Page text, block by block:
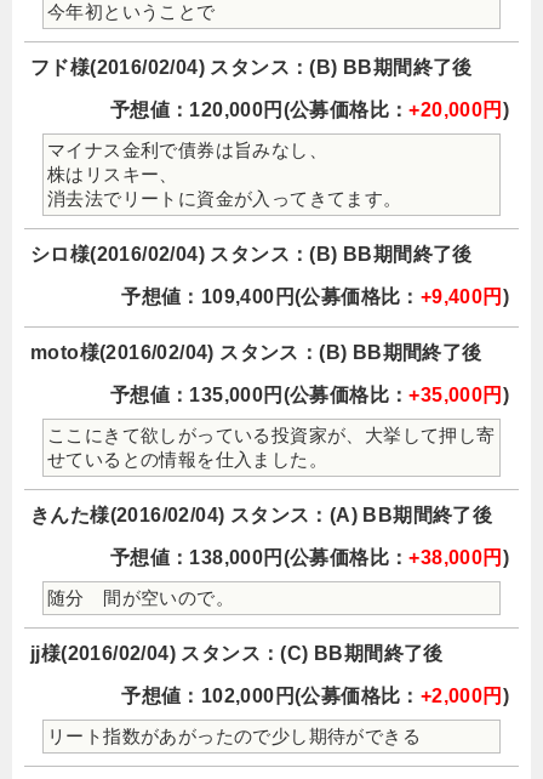
今年初ということで
フド様(2016/02/04) スタンス：(B) BB期間終了後
予想値：120,000円(公募価格比：+20,000円 )
マイナス金利で債券は旨みなし、
株はリスキー、
消去法でリートに資金が入ってきてます。
シロ様(2016/02/04) スタンス：(B) BB期間終了後
予想値：109,400円(公募価格比： +9,400円 )
moto様(2016/02/04) スタンス：(B) BB期間終了後
予想値：135,000円(公募価格比：+35,000円 )
ここにきて欲しがっている投資家が、大挙して押し寄
せているとの情報を仕入ました。
きんた様(2016/02/04) スタンス：(A) BB期間終了後
予想値：138,000円(公募価格比：+38,000円 )
随分 間が空いので。
jj様(2016/02/04) スタンス：(C) BB期間終了後
予想値：102,000円(公募価格比： +2,000円 )
リート指数があがったので少し期待ができる